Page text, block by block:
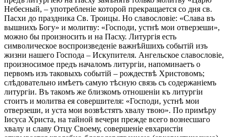
Небесный, – употребленіе которой прекращается со дня св.
Пасхи до праздника Св. Троицы. Но славословіе: «Слава въ
вышнихъ Богу» и молитву: «Господи, устнѣ мои отверзеши»,
можно бы произносить и на Пасху. Литургія есть
символическое воспроизведеніе важнѣйшихъ событій изъ
жизни нашего Господа – Искупителя. Ангельское славословіе,
произносимое предъ началомъ литургіи, напоминаетъ о
первомъ изъ таковыхъ событій – рождествѣ Христовомъ;
слѣдовательно имѣетъ самую тѣсную связь съ содержаніемъ
литургіи. Въ такомъ же близкомъ отношеніи къ литургіи
стоитъ и молитва ея совершителя: «Господи, устнѣ мои
отверзеши, и уста мои возвѣстятъ хвалу твою». По примѣру
Іисуса Христа, на тайной вечери прежде всего вознесшаго
хвалу и славу Отцу Своему, совершеніе евхаристіи